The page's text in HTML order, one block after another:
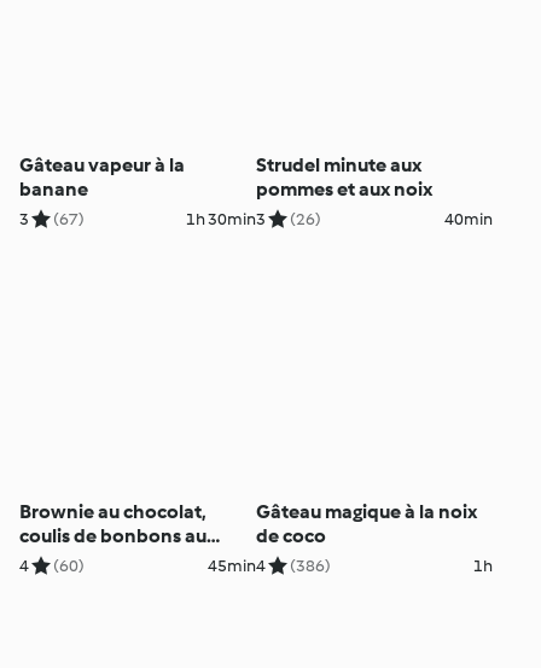
Gâteau vapeur à la
banane
3 (67) 1h 30min
Strudel minute aux
pommes et aux noix
3 (26) 40min
Brownie au chocolat,
coulis de bonbons au
caramel
4 (60) 45min
Gâteau magique à la noix
de coco
4 (386) 1h